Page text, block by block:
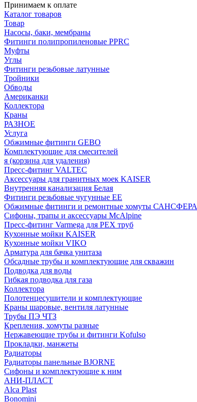
Принимаем к оплате
Каталог товаров
Товар
Насосы, баки, мембраны
Фитинги полипропиленовые PPRC
Муфты
Углы
Фитинги резьбовые латунные
Тройники
Обводы
Американки
Коллектора
Краны
РАЗНОЕ
Услуга
Обжимные фитинги GEBO
Комплектующие для смесителей
я (корзина для удаления)
Пресс-фитинг VALTEC
Аксессуары для гранитных моек KAISER
Внутренняя канализация Белая
Фитинги резьбовые чугунные EE
Обжимные фитинги и ремонтные хомуты САНСФЕРА
Сифоны, трапы и аксессуары McAlpine
Пресс-фитинг Varmega для PEX труб
Кухонные мойки KAISER
Кухонные мойки VIKO
Арматура для бачка унитаза
Обсадные трубы и комплектующие для скважин
Подводка для воды
Гибкая подводка для газа
Коллектора
Полотенцесушители и комплектующие
Краны шаровые, вентиля латунные
Трубы ПЭ ЧТЗ
Крепления, хомуты разные
Нержавеющие трубы и фитинги Kofulso
Прокладки, манжеты
Радиаторы
Радиаторы панельные BJORNE
Сифоны и комплектующие к ним
АНИ-ПЛАСТ
Alca Plast
Bonomini